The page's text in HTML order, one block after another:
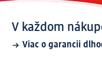
V každom
Viac o garancii